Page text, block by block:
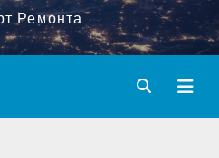
Ремонта